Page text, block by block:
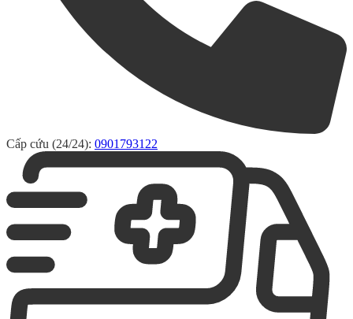
Cấp cứu (24/24): 0901793122